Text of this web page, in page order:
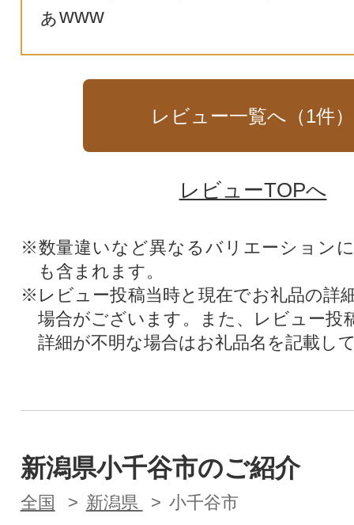
ぁwww
レビュー一覧へ（1件）
レビューTOPへ
※数量違いなど異なるバリエーション
も含まれます。
※レビュー投稿当時と現在でお礼品の詳
場合がございます。また、レビュー投
詳細が不明な場合はお礼品名を記載し
新潟県小千谷市のご紹介
全国 新潟県 小千谷市